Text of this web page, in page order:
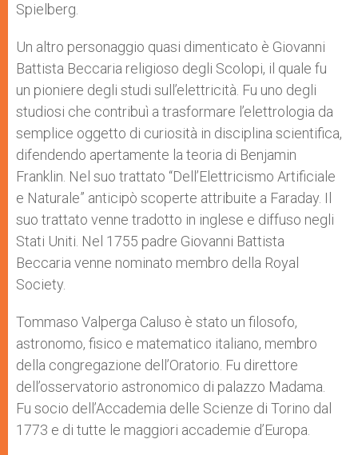
Spielberg.
Un altro personaggio quasi dimenticato è Giovanni
Battista Beccaria religioso degli Scolopi, il quale fu
un pioniere degli studi sull’elettricità. Fu uno degli
studiosi che contribuì a trasformare l’elettrologia da
semplice oggetto di curiosità in disciplina scientifica,
difendendo apertamente la teoria di Benjamin
Franklin. Nel suo trattato “Dell’Elettricismo Artificiale
e Naturale” anticipò scoperte attribuite a Faraday. Il
suo trattato venne tradotto in inglese e diffuso negli
Stati Uniti. Nel 1755 padre Giovanni Battista
Beccaria venne nominato membro della Royal
Society.
Tommaso Valperga Caluso è stato un filosofo,
astronomo, fisico e matematico italiano, membro
della congregazione dell’Oratorio. Fu direttore
dell’osservatorio astronomico di palazzo Madama.
Fu socio dell’Accademia delle Scienze di Torino dal
1773 e di tutte le maggiori accademie d’Europa.